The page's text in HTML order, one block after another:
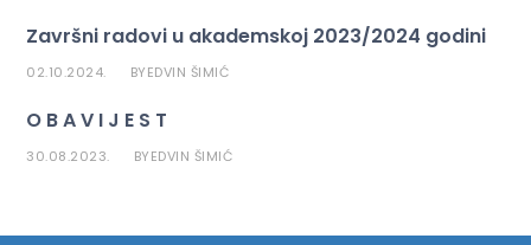
Završni radovi u akademskoj 2023/2024 godini
02.10.2024. BYEDVIN ŠIMIĆ
O B A V I J E S T
30.08.2023. BYEDVIN ŠIMIĆ